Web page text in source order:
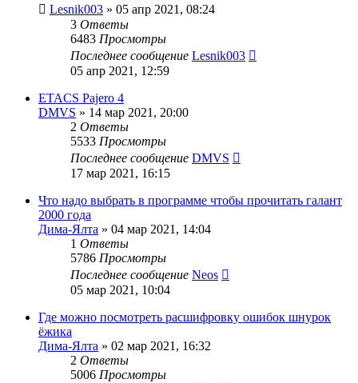
Lesnik003 » 05 апр 2021, 08:24
3 Ответы
6483 Просмотры
Последнее сообщение Lesnik003
05 апр 2021, 12:59
ETACS Pajero 4
DMVS » 14 мар 2021, 20:00
2 Ответы
5533 Просмотры
Последнее сообщение DMVS
17 мар 2021, 16:15
Что надо выбрать в программе чтобы прочитать галант
2000 года
Дима-Ялта » 04 мар 2021, 14:04
1 Ответы
5786 Просмотры
Последнее сообщение Neos
05 мар 2021, 10:04
Где можно посмотреть расшифровку ошибок шнурок
ёжика
Дима-Ялта » 02 мар 2021, 16:32
2 Ответы
5006 Просмотры